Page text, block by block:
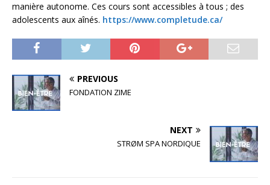
manière autonome. Ces cours sont accessibles à tous ; des
adolescents aux aînés. https://www.completude.ca/
PREVIOUS
FONDATION ZIME
NEXT
STRØM SPA NORDIQUE